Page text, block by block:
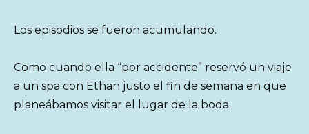
Los episodios se fueron acumulando.
Como cuando ella “por accidente” reservó un viaje
a un spa con Ethan justo el fin de semana en que
planeábamos visitar el lugar de la boda.